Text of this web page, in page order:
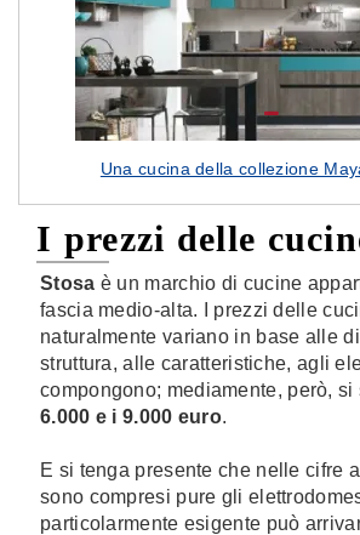
Una cucina della collezione
I prezzi delle
Stosa è un marchio di cucine
fascia medio-alta. I prezzi delle
naturalmente variano in base alle
struttura, alle caratteristiche, agli
compongono; mediamente, però, si
6.000 e i 9.000 euro.
E si tenga presente che nelle cifre
sono compresi pure gli
particolarmente esigente può